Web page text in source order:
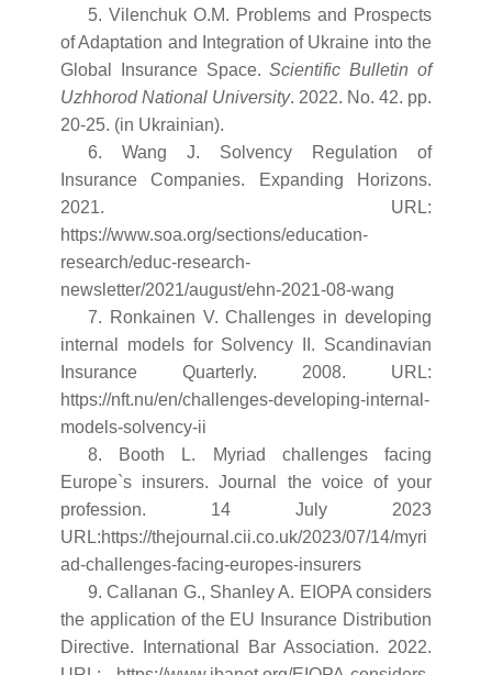
5. Vilenchuk O.M. Problems and Prospects
of Adaptation and Integration of Ukraine into the
Global Insurance Space.Scientific Bulletin of
Uzhhorod National University. 2022. No. 42. pp.
20-25. (in Ukrainian).
6. Wang J. Solvency Regulation of
Insurance Companies. Expanding Horizons.
2021. URL:
https://www.soa.org/sections/education-
research/educ-research-
newsletter/2021/august/ehn-2021-08-wang
7. Ronkainen V. Challenges in developing
internal models for Solvency II. Scandinavian
Insurance Quarterly. 2008. URL:
https://nft.nu/en/challenges-developing-internal-
models-solvency-ii
8. Booth L. Myriad challenges facing
Europe`s insurers. Journal the voice of your
profession. 14 July 2023
URL:https://thejournal.cii.co.uk/2023/07/14/myri
ad-challenges-facing-europes-insurers
9. Callanan G., Shanley A. EIOPA considers
the application of the EU Insurance Distribution
Directive. International Bar Association. 2022.